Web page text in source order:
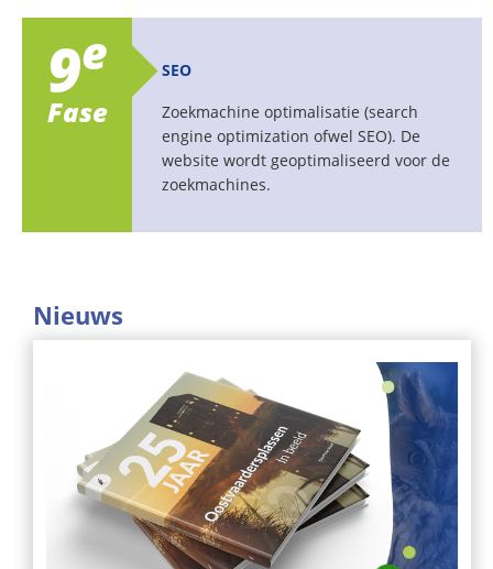
9e
Fase
SEO
Zoekmachine optimalisatie (search
engine optimization ofwel SEO). De
website wordt geoptimaliseerd voor de
zoekmachines.
Nieuws